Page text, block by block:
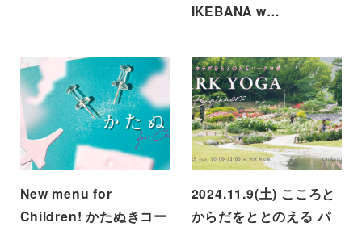
IKEBANA w…
New menu for
Children! かたぬきコー
2024.11.9(土) こころと
からだをととのえる パ